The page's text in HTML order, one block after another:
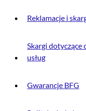
Reklamacje i
Skargi
usług
Gwarancje BFG